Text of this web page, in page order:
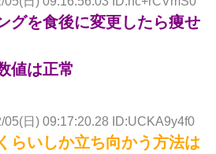
グを食後に変更したら痩せ
値は正常
05(日) 09:17:20.28 ID:UCKA9y4f0
らいしか立ち向かう方法は